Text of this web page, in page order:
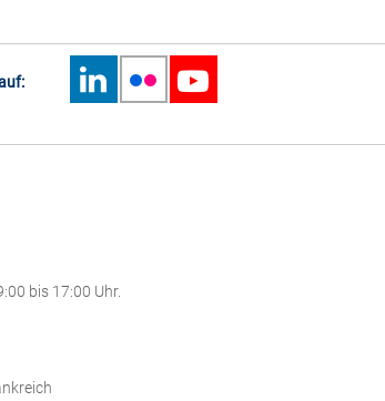
bis 17:00 Uhr.